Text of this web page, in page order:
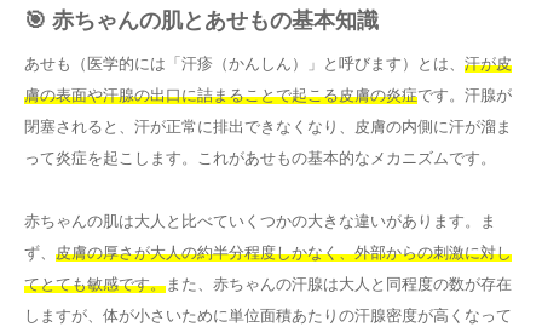
🎯 赤ちゃんの肌とあせもの基本知識
あせも（医学的には「汗疹（かんしん）」と呼びます）とは、 汗が皮
膚の表面や汗腺の出口に詰まることで起こる皮膚の炎症です。汗腺が
閉塞されると、汗が正常に排出できなくなり、皮膚の内側に汗が溜ま
って炎症を起こします。これがあせもの基本的なメカニズムです。
赤ちゃんの肌は大人と比べていくつかの大きな違いがあります。ま
ず、 皮膚の厚さが大人の約半分程度しかなく、外部からの刺激に対し
てとても敏感です。また、赤ちゃんの汗腺は大人と同程度の数が存在
しますが、体が小さいために単位面積あたりの汗腺密度が高くなって